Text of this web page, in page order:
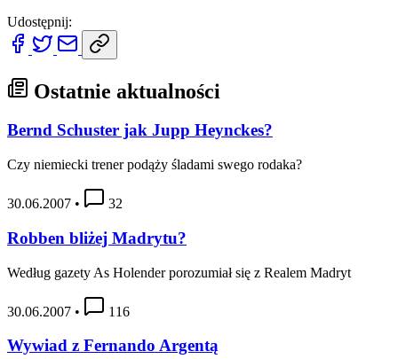
Udostępnij:
Ostatnie aktualności
Bernd Schuster jak Jupp Heynckes?
Czy niemiecki trener podąży śladami swego rodaka?
30.06.2007 • 32
Robben bliżej Madrytu?
Według gazety As Holender porozumiał się z Realem Madryt
30.06.2007 • 116
Wywiad z Fernando Argentą